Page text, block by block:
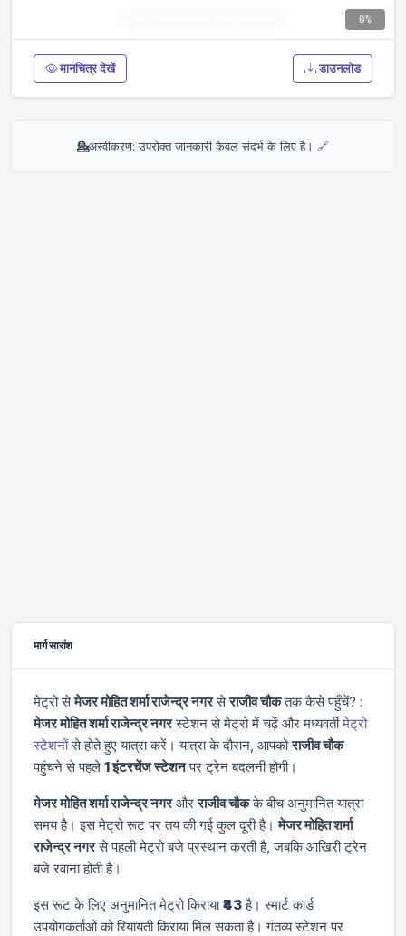
0%
मानचित्र देखें डाउनलोड
💁अस्वीकरण: उपरोक्त जानकारी केवल संदर्भ के लिए है। 🔗
मार्ग सारांश
मेट्रो सेमे‌‌जर मोहित शर्मा राजेन्द्र नगरसेराजीव चौकतक कैसे पहुँचें? :
मे‌‌जर मोहित शर्मा राजेन्द्र नगरस्टेशन से मेट्रो में चढ़ें औरमध्यवर्तीमेट्रो
स्टेशनोंसे होते हुए यात्रा करें। यात्रा के दौरान, आपकोराजीव चौक
पहुंचने से पहले 1 इंटरचेंज स्टेशनपर ट्रेन बदलनी होगी।
मे‌‌जर मोहित शर्मा राजेन्द्र नगरऔरराजीव चौकके बीच अनुमानित यात्रा
समयहै। इस मेट्रो रूट पर तय की गई कुल दूरीहै।मे‌‌जर मोहित शर्मा
राजेन्द्र नगरसे पहली मेट्रोबजे प्रस्थान करती है, जबकि आखिरी ट्रेन
बजे रवाना होती है।
इस रूट के लिए अनुमानित मेट्रो किराया₹43है। स्मार्ट कार्ड
उपयोगकर्ताओं को रियायती किराया मिल सकता है। गंतव्य स्टेशन पर